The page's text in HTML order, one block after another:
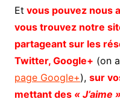
Et vous pouvez nous
vous trouvez notre
partageant sur les
Twitter, Google+ (on
page Google+), sur
mettant des « J’aime »